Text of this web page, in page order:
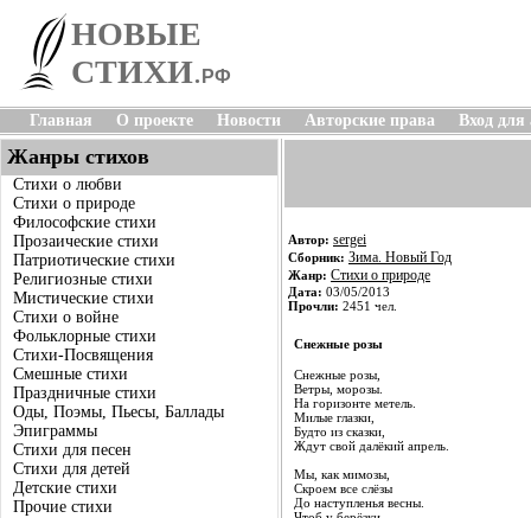
НОВЫЕ
СТИХИ. РФ
Главная О проекте Новости Авторские права Вход для
Жанры стихов
Стихи о любви
Стихи о природе
Философские стихи
Прозаические стихи
Патриотические стихи
Религиозные стихи
Мистические стихи
Стихи о войне
Фольклорные стихи
Стихи-Посвящения
Смешные стихи
Праздничные стихи
Оды, Поэмы, Пьесы, Баллады
Эпиграммы
Стихи для песен
Стихи для детей
Детские стихи
Прочие стихи
Автор: sergei
Сборник: Зима. Новый Год
Жанр: Стихи о природе
Дата: 03/05/2013
Прочли: 2451 чел.
Снежные розы
Снежные розы,
Ветры, морозы.
На горизонте метель.
Милые глазки,
Будто из сказки,
Ждут свой далёкий апрель.
Мы, как мимозы,
Скроем все слёзы
До наступленья весны.